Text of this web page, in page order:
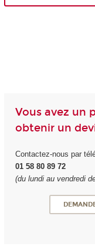
Vous avez un
obtenir un
Contactez-nous par
01 58 80 89 72
(du lundi au vendredi